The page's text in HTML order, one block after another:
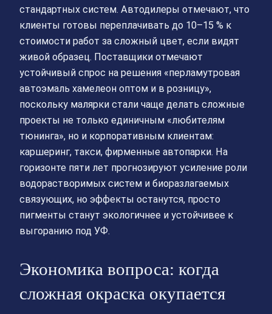
стандартных систем. Автодилеры отмечают, что
клиенты готовы переплачивать до 10–15 % к
стоимости работ за сложный цвет, если видят
живой образец. Поставщики отмечают
устойчивый спрос на решения «перламутровая
автоэмаль хамелеон оптом и в розницу»,
поскольку малярки стали чаще делать сложные
проекты не только единичным «любителям
тюнинга», но и корпоративным клиентам:
каршеринг, такси, фирменные автопарки. На
горизонте пяти лет прогнозируют усиление роли
водорастворимых систем и биоразлагаемых
связующих, но эффекты останутся, просто
пигменты станут экологичнее и устойчивее к
выгоранию под УФ.
Экономика вопроса: когда
сложная окраска окупается